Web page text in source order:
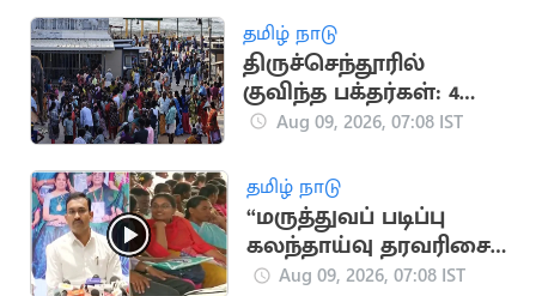
தமிழ் நாடு
திருச்செந்தூரில்
குவிந்த பக்தர்கள்: 4
மணி நேரம்
Aug 09, 2026, 07:08 IST
தமிழ் நாடு
“மருத்துவப் படிப்பு
கலந்தாய்வு தரவரிசை
பட்டியல் நாளை
Aug 09, 2026, 07:08 IST